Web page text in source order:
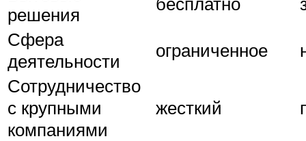
решения
Сфера
деятельности
ограниченное
Сотрудничество
с крупными
компаниями
жесткий